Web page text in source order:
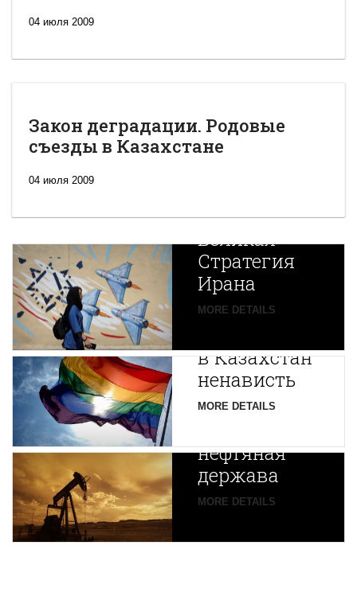
04 июля 2009
Закон деградации. Родовые
съезды в Казахстане
04 июля 2009
Новая
Великая
Стратегия
Ирана
MORE DETAILS
Путин
в Казахстан
ненависть
MORE DETAILS
Центральной
Азии
зарождается
нефтяная
держава
MORE DETAILS